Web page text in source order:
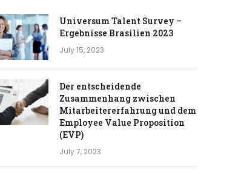
Universum Talent Survey –
Ergebnisse Brasilien 2023
July 15, 2023
Der entscheidende
Zusammenhang zwischen
Mitarbeitererfahrung und dem
Employee Value Proposition
(EVP)
July 7, 2023